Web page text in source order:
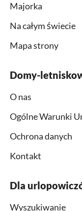
Majorka
Na całym świecie
Mapa strony
Domy-
O nas
Ogólne Warunki
Ochrona danych
Kontakt
Dla
Wyszukiwanie